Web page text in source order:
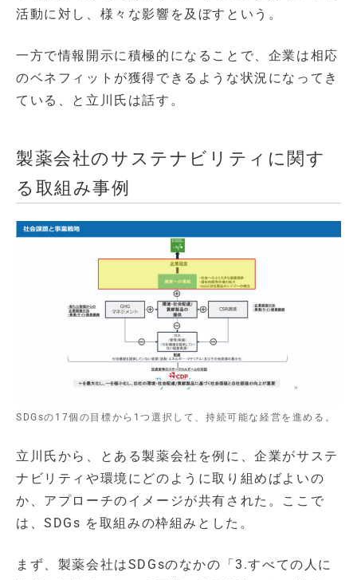
活動に対し、様々な影響を及ぼすという。
一方で情報開示に積極的になることで、企業は相応
のベネフィットが獲得できるような状況になってき
ている、と立川氏は話す。
製薬会社のサステナビリティに関す
る取組み事例
SDGsの17個の目標から1つ選択して、持続可能な経営を進める。
立川氏から、とある製薬会社を例に、企業がサステ
ナビリティや環境にどのように取り組めばよいの
か、アプローチのイメージが共有された。ここで
は、SDGs を取組みの枠組みとした。
まず、製薬会社はSDGsのなかの「3.すべての人に